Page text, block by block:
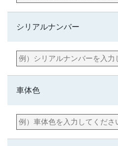
シリアルナンバー
車体色